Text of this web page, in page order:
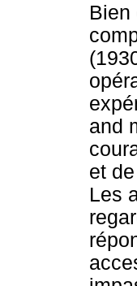
Bien
and
et
Les